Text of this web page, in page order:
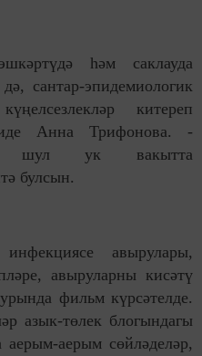
һәм саклауда
сантар-эпидемиологик
китереп
Анна Трифонова. -
шул ук вакытта
булсын.
авырулары,
авыруларны кисәтү
фильм күрсәтелде.
азык-төлек блогындагы
аерым сөйләделәр,